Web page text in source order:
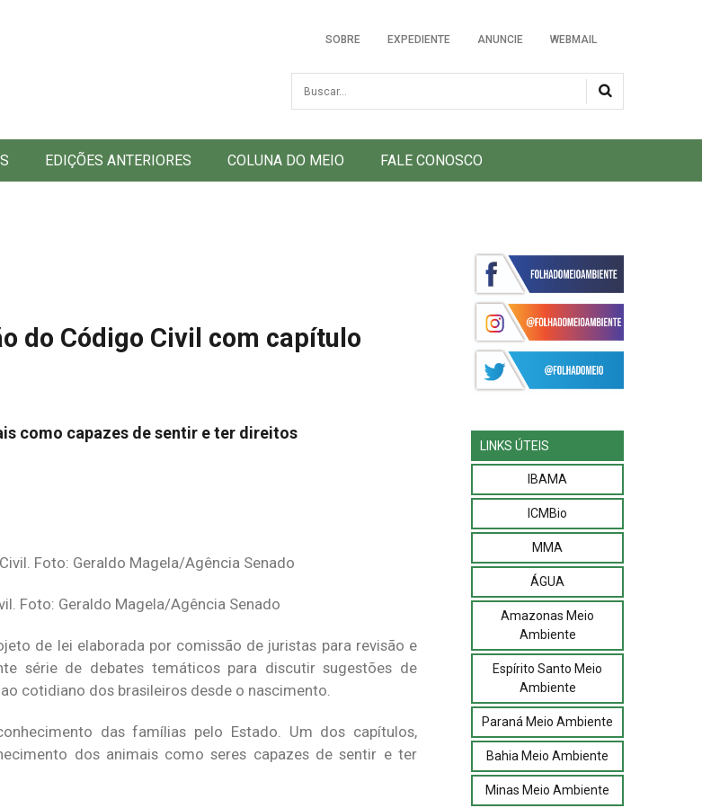
SOBRE EXPEDIENTE ANUNCIE WEBMAIL
Busca
EDIÇÕES ANTERIORES COLUNA DO MEIO FALE CONOSCO
do Código Civil com capítulo
como capazes de sentir e ter direitos
Foto: Geraldo Magela/Agência Senado
de lei elaborada por comissão de juristas para revisão e
série de debates temáticos para discutir sugestões de
cotidiano dos brasileiros desde o nascimento.
das famílias pelo Estado. Um dos capítulos,
dos animais como seres capazes de sentir e ter
LINKS ÚTEIS
IBAMA
ICMBio
MMA
ÁGUA
Amazonas Meio
Ambiente
Espírito Santo Meio
Ambiente
Paraná Meio Ambiente
Bahia Meio Ambiente
Minas Meio Ambiente